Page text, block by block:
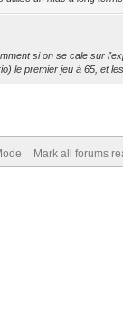
si on se cale sur
le premier jeu à 65, et
Mark all forums